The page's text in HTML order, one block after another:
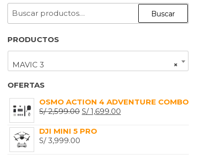
BUSCAR
Buscar
PRODUCTOS
×
MAVIC 3
OFERTAS
OSMO ACTION 4 ADVENTURE COMBO
S/2,599.00 EL
ORIGINAL
S/1,699.00
DJI MINI 5 PRO
S/3,999.00